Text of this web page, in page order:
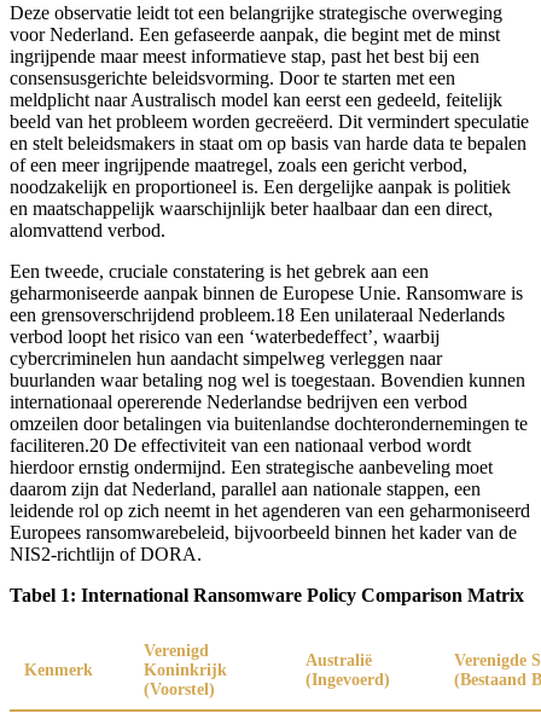
Deze observatie leidt tot een belangrijke strategische overweging
voor Nederland. Een gefaseerde aanpak, die begint met de minst
ingrijpende maar meest informatieve stap, past het best bij een
consensusgerichte beleidsvorming. Door te starten met een
meldplicht naar Australisch model kan eerst een gedeeld, feitelijk
beeld van het probleem worden gecreëerd. Dit vermindert speculatie
en stelt beleidsmakers in staat om op basis van harde data te bepalen
of een meer ingrijpende maatregel, zoals een gericht verbod,
noodzakelijk en proportioneel is. Een dergelijke aanpak is politiek
en maatschappelijk waarschijnlijk beter haalbaar dan een direct,
alomvattend verbod.
Een tweede, cruciale constatering is het gebrek aan een
geharmoniseerde aanpak binnen de Europese Unie. Ransomware is
een grensoverschrijdend probleem.18 Een unilateraal Nederlands
verbod loopt het risico van een ‘waterbedeffect’, waarbij
cybercriminelen hun aandacht simpelweg verleggen naar
buurlanden waar betaling nog wel is toegestaan. Bovendien kunnen
internationaal opererende Nederlandse bedrijven een verbod
omzeilen door betalingen via buitenlandse dochterondernemingen te
faciliteren.20 De effectiviteit van een nationaal verbod wordt
hierdoor ernstig ondermijnd. Een strategische aanbeveling moet
daarom zijn dat Nederland, parallel aan nationale stappen, een
leidende rol op zich neemt in het agenderen van een geharmoniseerd
Europees ransomwarebeleid, bijvoorbeeld binnen het kader van de
NIS2-richtlijn of DORA.
Tabel 1: International Ransomware Policy Comparison Matrix
Kenmerk
Verenigd
Koninkrijk
(Voorstel)
Australië
(Ingevoerd)
Verenigde
(Bestaand